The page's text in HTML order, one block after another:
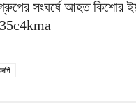
সংঘর্ষে আহত কিশোর